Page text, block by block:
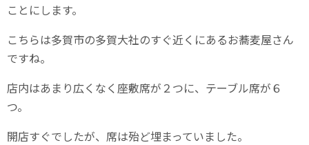
ことにします。
こちらは多賀市の多賀大社のすぐ近くにあるお蕎麦屋さん
ですね。
店内はあまり広くなく座敷席が２つに、テーブル席が６
つ。
開店すぐでしたが、席は殆ど埋まっていました。